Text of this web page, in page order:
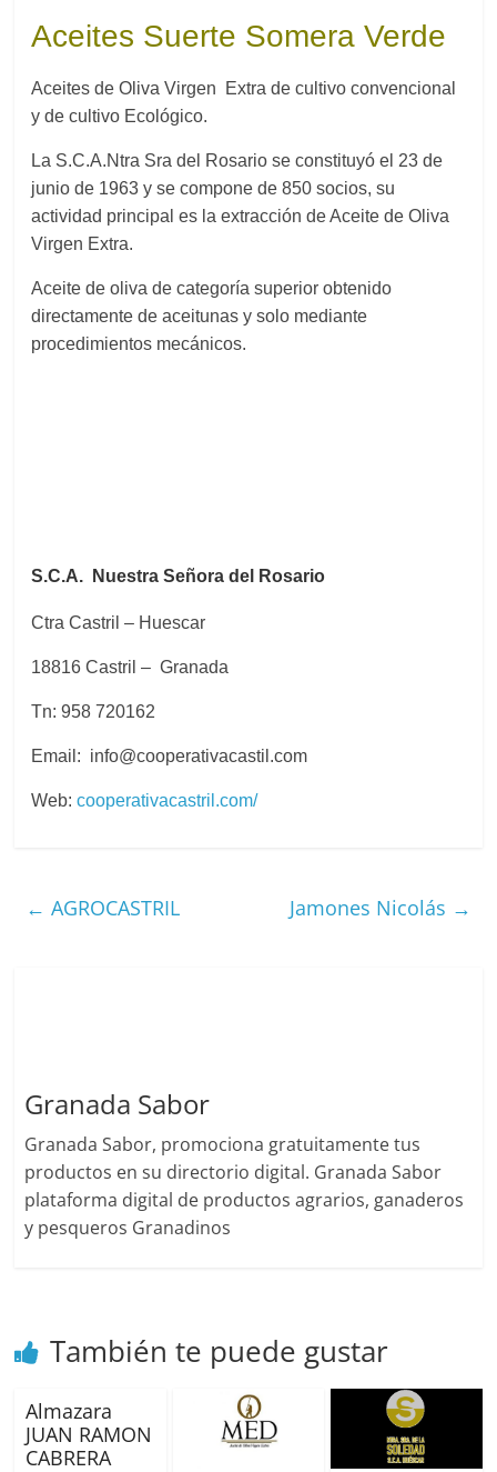
Aceites Suerte Somera Verde
Aceites de Oliva Virgen Extra de cultivo convencional
y de cultivo Ecológico.
La S.C.A.Ntra Sra del Rosario se constituyó el 23 de
junio de 1963 y se compone de 850 socios, su
actividad principal es la extracción de Aceite de Oliva
Virgen Extra.
Aceite de oliva de categoría superior obtenido
directamente de aceitunas y solo mediante
procedimientos mecánicos.
S.C.A. Nuestra Señora del Rosario
Ctra Castril – Huescar
18816 Castril – Granada
Tn: 958 720162
Email: info@cooperativacastil.com
Web: cooperativacastril.com/
← AGROCASTRIL Jamones Nicolás →
Granada Sabor
Granada Sabor, promociona gratuitamente tus
productos en su directorio digital. Granada Sabor
plataforma digital de productos agrarios, ganaderos
y pesqueros Granadinos
También te puede gustar
Almazara
JUAN RAMON
CABRERA